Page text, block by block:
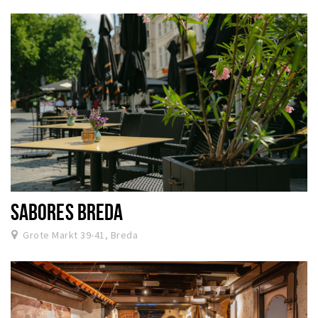
SABORES BREDA
Grote Markt 39-41, Breda